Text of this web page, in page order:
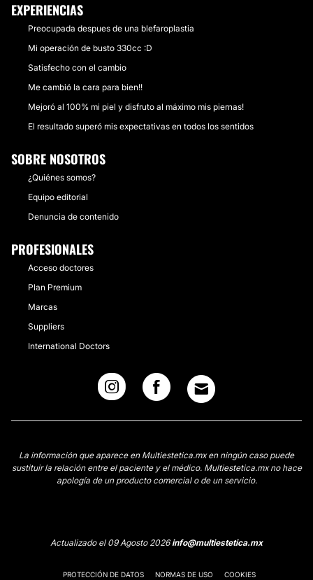
EXPERIENCIAS
Preocupada despues de una blefaroplastia
Mi operación de busto 330cc :D
Satisfecho con el cambio
Me cambió la cara para bien!!
Mejoró al 100% mi piel y disfruto al máximo mis piernas!
El resultado superó mis expectativas en todos los sentidos
SOBRE NOSOTROS
¿Quiénes somos?
Equipo editorial
Denuncia de contenido
PROFESIONALES
Acceso doctores
Plan Premium
Marcas
Suppliers
International Doctors
La información que aparece en Multiestetica.mx en ningún caso puede
sustituir la relación entre el paciente y el médico. Multiestetica.mx no hace
apología de un producto comercial o de un servicio.
Actualizado el 09 Agosto 2026info@multiestetica.mx
PROTECCIÓN DE DATOS NORMAS DE USO COOKIES